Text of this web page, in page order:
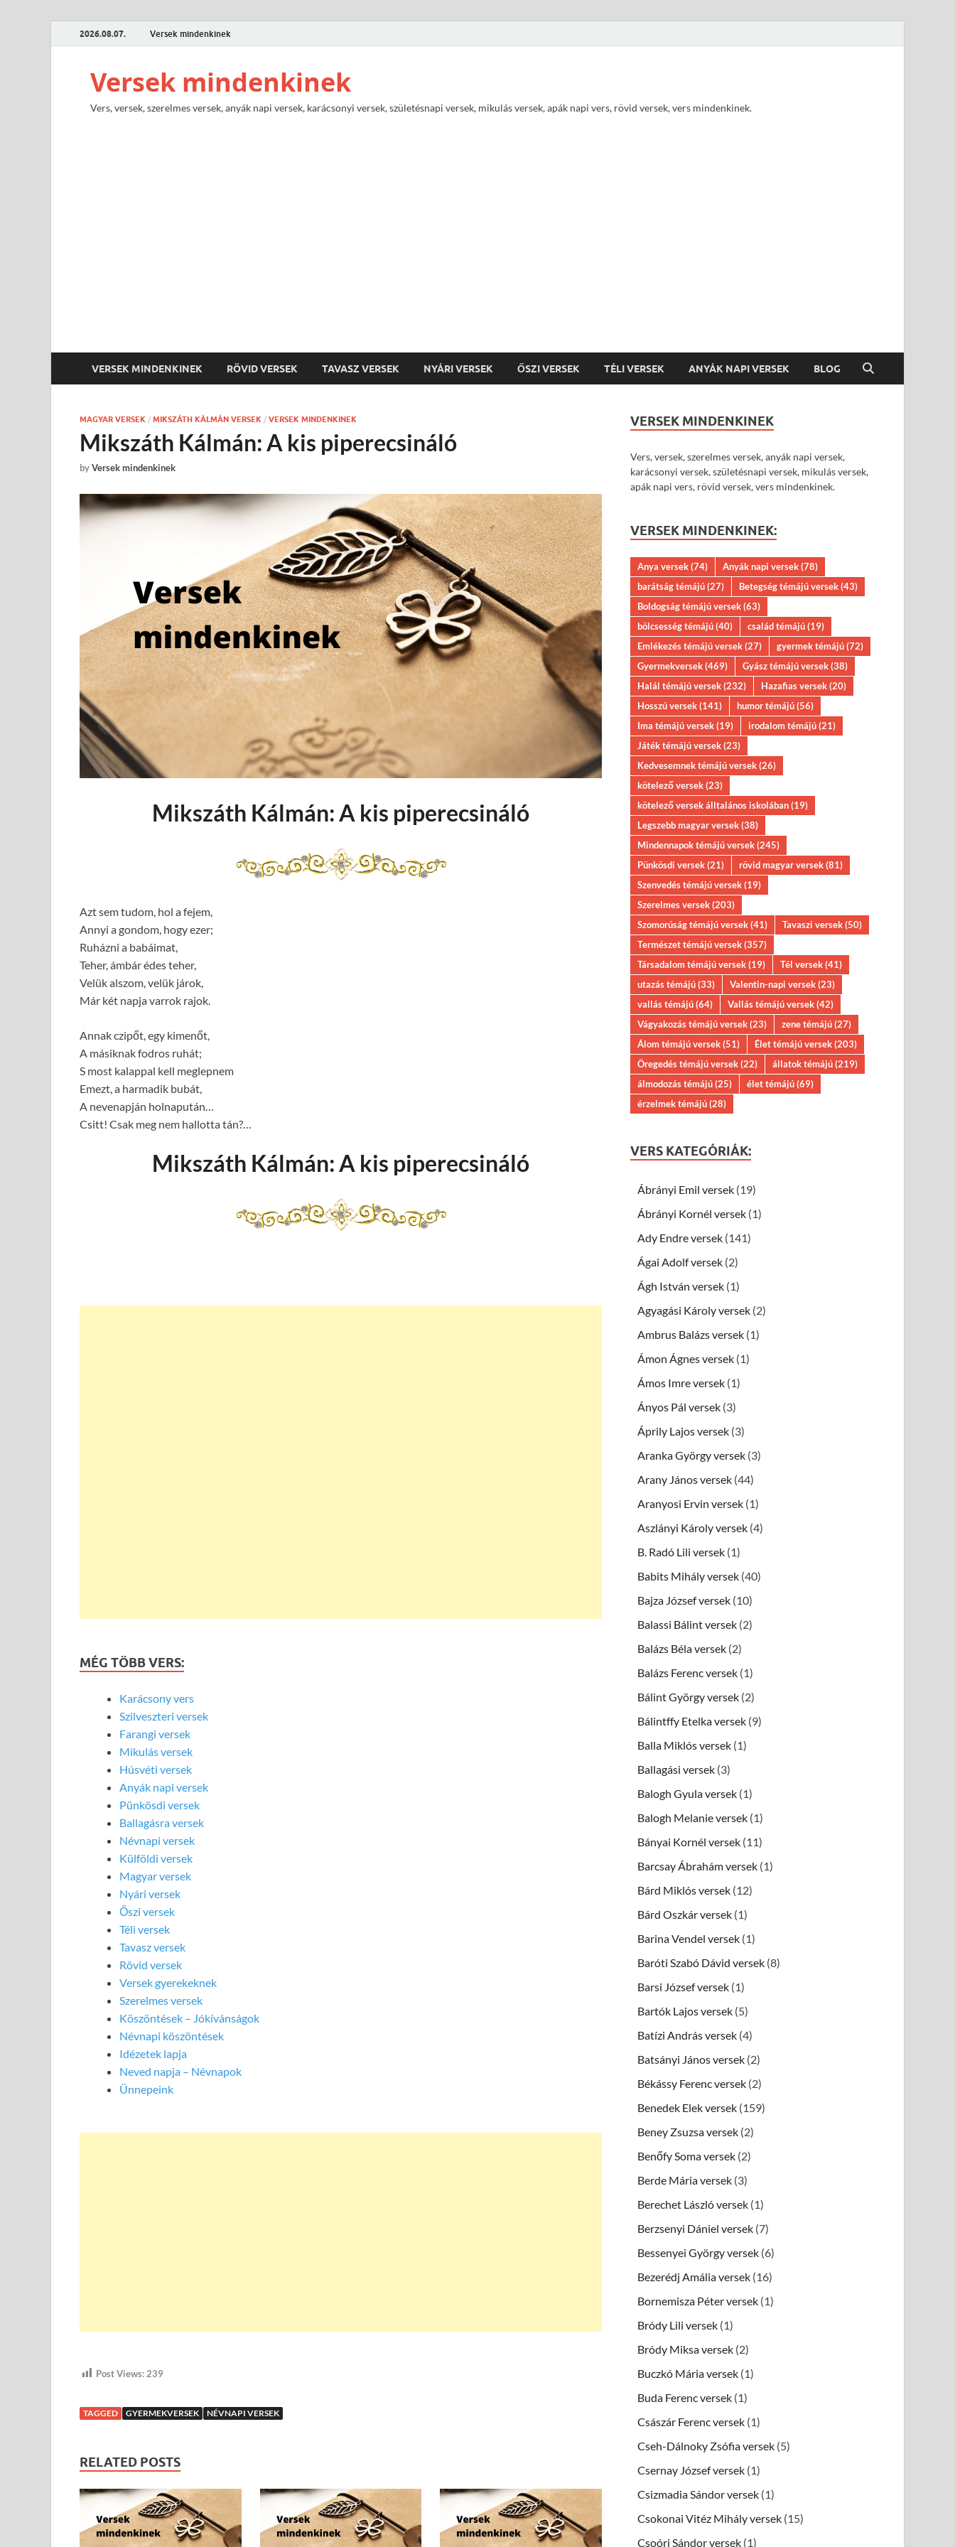
2026.08.07. Versek mindenkinek
Versek mindenkinek
Vers, versek, szerelmes versek, anyák napi versek, karácsonyi versek, születésnapi versek, mikulás versek, apák napi vers, rövid versek, vers mindenkinek.
VERSEK MINDENKINEK RÖVID VERSEK TAVASZ VERSEK NYÁRI VERSEK ŐSZI VERSEK TÉLI VERSEK ANYÁK NAPI VERSEK BLOG
MAGYAR VERSEK / MIKSZÁTH KÁLMÁN VERSEK / VERSEK MINDENKINEK
Mikszáth Kálmán: A kis piperecsináló
byVersek mindenkinek
Mikszáth Kálmán: A kis piperecsináló
Azt sem tudom, hol a fejem,
Annyi a gondom, hogy ezer;
Ruházni a babáimat,
Teher, ámbár édes teher,
Velük alszom, velük járok,
Már két napja varrok rajok.
Annak czipőt, egy kimenőt,
A másiknak fodros ruhát;
S most kalappal kell meglepnem
Emezt, a harmadik bubát,
A nevenapján holnapután…
Csitt! Csak meg nem hallotta tán?…
Mikszáth Kálmán: A kis piperecsináló
MÉG TÖBB VERS:
Karácsony vers
Szilveszteri versek
Farangi versek
Mikulás versek
Húsvéti versek
Anyák napi versek
Pünkösdi versek
Ballagásra versek
Névnapi versek
Külföldi versek
Magyar versek
Nyári versek
Őszi versek
Téli versek
Tavasz versek
Rövid versek
Versek gyerekeknek
Szerelmes versek
Köszöntések – Jókívánságok
Névnapi köszöntések
Idézetek lapja
Neved napja – Névnapok
Ünnepeink
Post Views: 239
TAGGED GYERMEKVERSEK NÉVNAPI VERSEK
RELATED POSTS
VERSEK MINDENKINEK
Vers, versek, szerelmes versek, anyák napi versek,
karácsonyi versek, születésnapi versek, mikulás versek,
apák napi vers, rövid versek, vers mindenkinek.
VERSEK MINDENKINEK:
Anya versek(74) Anyák napi versek(78)
barátság témájú(27) Betegség témájú versek(43)
Boldogság témájú versek(63)
bölcsesség témájú(40) család témájú(19)
Emlékezés témájú versek(27) gyermek témájú(72)
Gyermekversek(469) Gyász témájú versek(38)
Halál témájú versek(232) Hazafias versek(20)
Hosszú versek(141) humor témájú(56)
Ima témájú versek(19) irodalom témájú(21)
Játék témájú versek(23)
Kedvesemnek témájú versek(26)
kötelező versek(23)
kötelező versek álltalános iskolában(19)
Legszebb magyar versek(38)
Mindennapok témájú versek(245)
Pünkösdi versek(21) rövid magyar versek(81)
Szenvedés témájú versek(19)
Szerelmes versek(203)
Szomorúság témájú versek(41) Tavaszi versek(50)
Természet témájú versek(357)
Társadalom témájú versek(19) Tél versek(41)
utazás témájú(33) Valentin-napi versek(23)
vallás témájú(64) Vallás témájú versek(42)
Vágyakozás témájú versek(23) zene témájú(27)
Álom témájú versek(51) Élet témájú versek(203)
Öregedés témájú versek(22) állatok témájú(219)
álmodozás témájú(25) élet témájú(69)
érzelmek témájú(28)
VERS KATEGÓRIÁK:
Ábrányi Emil versek (19)
Ábrányi Kornél versek (1)
Ady Endre versek (141)
Ágai Adolf versek (2)
Ágh István versek (1)
Agyagási Károly versek (2)
Ambrus Balázs versek (1)
Ámon Ágnes versek (1)
Ámos Imre versek (1)
Ányos Pál versek (3)
Áprily Lajos versek (3)
Aranka György versek (3)
Arany János versek (44)
Aranyosi Ervin versek (1)
Aszlányi Károly versek (4)
B. Radó Lili versek (1)
Babits Mihály versek (40)
Bajza József versek (10)
Balassi Bálint versek (2)
Balázs Béla versek (2)
Balázs Ferenc versek (1)
Bálint György versek (2)
Bálintffy Etelka versek (9)
Balla Miklós versek (1)
Ballagási versek (3)
Balogh Gyula versek (1)
Balogh Melanie versek (1)
Bányai Kornél versek (11)
Barcsay Ábrahám versek (1)
Bárd Miklós versek (12)
Bárd Oszkár versek (1)
Barina Vendel versek (1)
Baróti Szabó Dávid versek (8)
Barsi József versek (1)
Bartók Lajos versek (5)
Batízi András versek (4)
Batsányi János versek (2)
Békássy Ferenc versek (2)
Benedek Elek versek (159)
Beney Zsuzsa versek (2)
Benőfy Soma versek (2)
Berde Mária versek (3)
Berechet László versek (1)
Berzsenyi Dániel versek (7)
Bessenyei György versek (6)
Bezerédj Amália versek (16)
Bornemisza Péter versek (1)
Bródy Lili versek (1)
Bródy Miksa versek (2)
Buczkó Mária versek (1)
Buda Ferenc versek (1)
Császár Ferenc versek (1)
Cseh-Dálnoky Zsófia versek (5)
Csernay József versek (1)
Csizmadia Sándor versek (1)
Csokonai Vitéz Mihály versek (15)
Csoóri Sándor versek (1)